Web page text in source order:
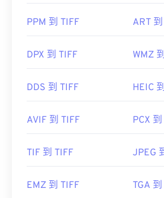
其他替代程序包括 ColorStrokes
target="_blank">Photoshop，
Adobe公司
實用連結：
https://www.adobe.com/
types/image/raster/tiff-file.html
PPM 到 TIFF ART
DPX 到 TIFF WMZ
DDS 到 TIFF HEIC
AVIF 到 TIFF PCX
TIF 到 TIFF JPEG
EMZ 到 TIFF TGA